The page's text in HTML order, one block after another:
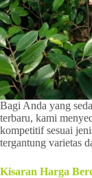
Bagi Anda yang
terbaru, kami
kompetitif sesuai
tergantung varietas
Kisaran Harga